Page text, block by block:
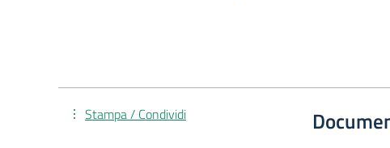
Stampa / Condividi